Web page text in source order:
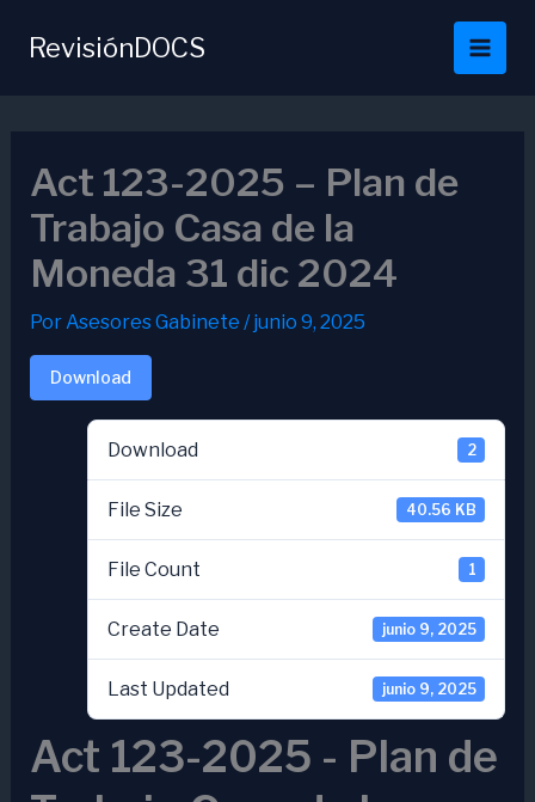
RevisiónDOCS
Act 123-2025 – Plan de
Trabajo Casa de la
Moneda 31 dic 2024
PorAsesores Gabinete /junio 9, 2025
Download
Download 2
File Size 40.56 KB
File Count 1
Create Date junio 9, 2025
Last Updated junio 9, 2025
Act 123-2025 - Plan de